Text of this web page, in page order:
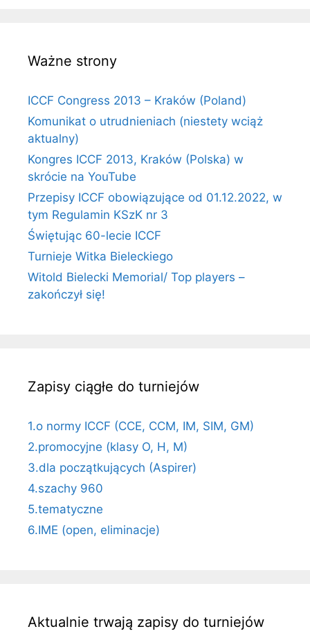
Ważne strony
ICCF Congress 2013 – Kraków (Poland)
Komunikat o utrudnieniach (niestety wciąż
aktualny)
Kongres ICCF 2013, Kraków (Polska) w
skrócie na YouTube
Przepisy ICCF obowiązujące od 01.12.2022, w
tym Regulamin KSzK nr 3
Świętując 60-lecie ICCF
Turnieje Witka Bieleckiego
Witold Bielecki Memorial/ Top players –
zakończył się!
Zapisy ciągłe do turniejów
1.o normy ICCF (CCE, CCM, IM, SIM, GM)
2.promocyjne (klasy O, H, M)
3.dla początkujących (Aspirer)
4.szachy 960
5.tematyczne
6.IME (open, eliminacje)
Aktualnie trwają zapisy do turniejów